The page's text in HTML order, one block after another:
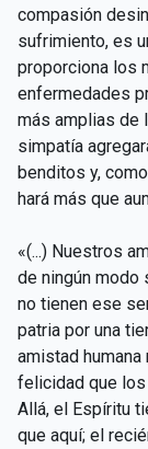
compasión
sufrimiento, es
proporciona los
enfermedades
más amplias de
simpatía
benditos y,
hará más que
«(...) Nuestros
de ningún modo
no tienen ese
patria por una
amistad
felicidad que los
Allá, el Espíritu
que aquí; el